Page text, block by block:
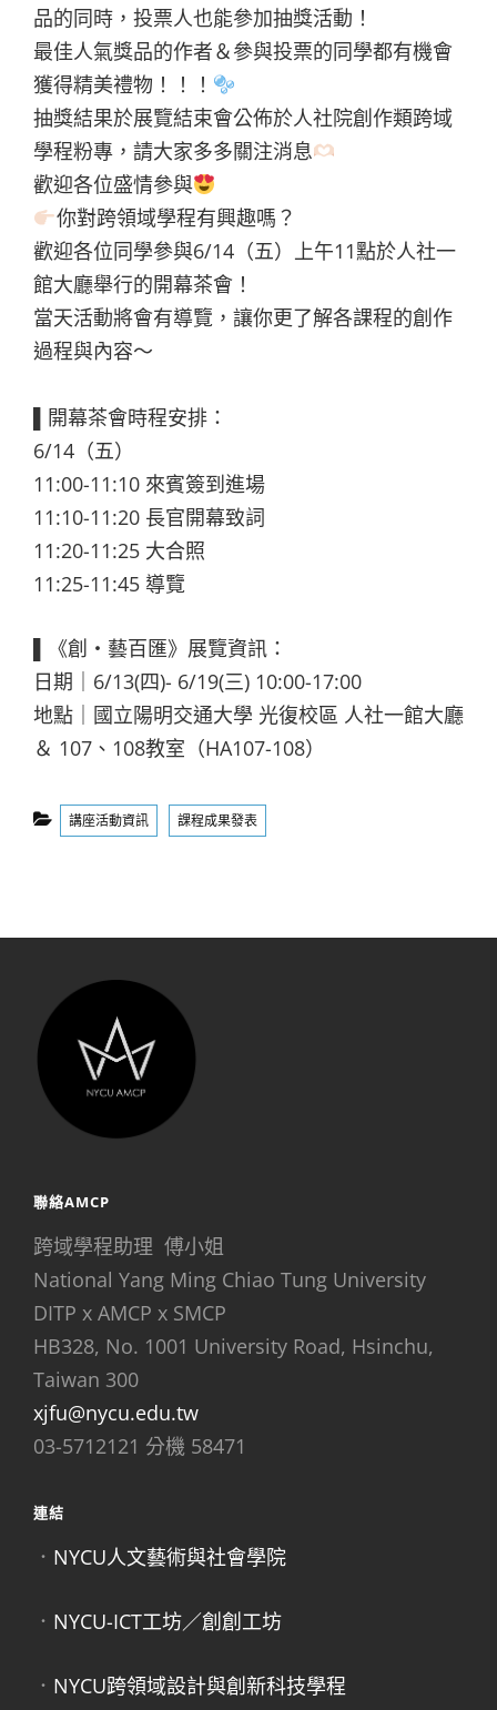
品的同時，投票人也能參加抽獎活動！
最佳人氣獎品的作者＆參與投票的同學都有機會
獲得精美禮物！！！
抽獎結果於展覽結束會公佈於人社院創作類跨域
學程粉專，請大家多多關注消息
歡迎各位盛情參與
你對跨領域學程有興趣嗎？
歡迎各位同學參與6/14（五）上午11點於人社一
館大廳舉行的開幕茶會！
當天活動將會有導覽，讓你更了解各課程的創作
過程與內容～
▌開幕茶會時程安排：
6/14（五）
11:00-11:10 來賓簽到進場
11:10-11:20 長官開幕致詞
11:20-11:25 大合照
11:25-11:45 導覽
▌《創・藝百匯》展覽資訊：
日期｜6/13(四)- 6/19(三) 10:00-17:00
地點｜國立陽明交通大學 光復校區 人社一館大廳
＆ 107、108教室（HA107-108）
Categories
講座活動資訊 課程成果發表
聯絡AMCP
跨域學程助理 傅小姐
National Yang Ming Chiao Tung University
DITP x AMCP x SMCP
HB328, No. 1001 University Road, Hsinchu,
Taiwan 300
xjfu@nycu.edu.tw
03-5712121 分機 58471
連結
． NYCU人文藝術與社會學院
． NYCU-ICT工坊／創創工坊
． NYCU跨領域設計與創新科技學程